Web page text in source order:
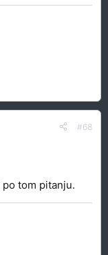
#68
tom pitanju.